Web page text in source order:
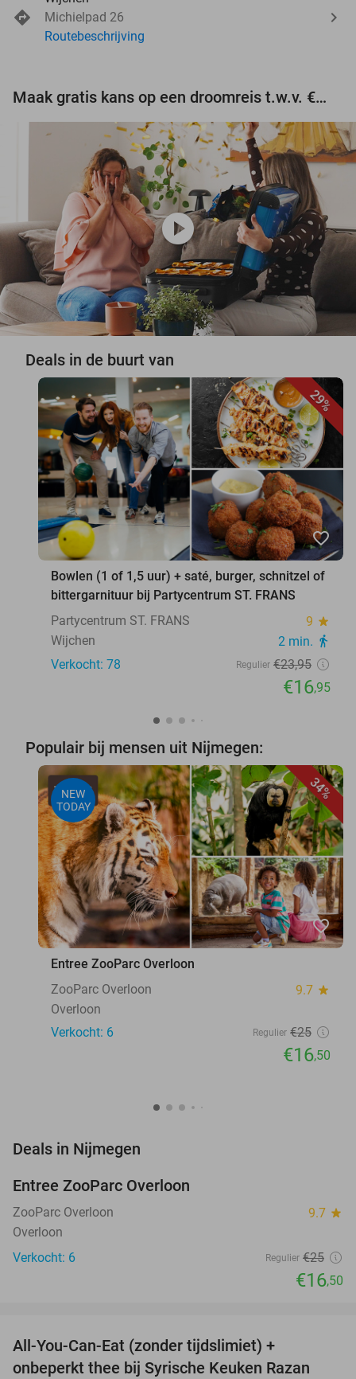
Michielpad 26
Routebeschrijving
Maak gratis kans op een droomreis t.w.v. €3.000!
play_circle
Deals in de buurt van
29%
favorite_border
Bowlen (1 of 1,5 uur) + saté, burger, schnitzel of
bittergarnituur bij Partycentrum ST. FRANS
Partycentrum ST. FRANS
9 star
Wijchen 2 min. directions_walk
Verkocht: 78 Regulier €23,95
€16,95
Populair bij mensen uit Nijmegen:
34%
NEW
TODAY
favorite_border
Entree ZooParc Overloon
ZooParc Overloon
9.7 star
Overloon
Verkocht: 6
Regulier €25
€16,50
Deals in Nijmegen
TODAY
Entree ZooParc Overloon
ZooParc Overloon 9.7 star
Overloon
Verkocht: 6
Regulier €25
€16,50
All-You-Can-Eat (zonder tijdslimiet) +
onbeperkt thee bij Syrische Keuken Razan